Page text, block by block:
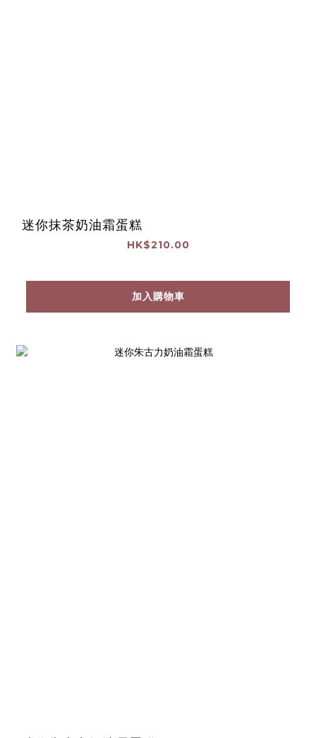
迷你抹茶奶油霜蛋糕
HK$210.00
加入購物車